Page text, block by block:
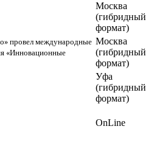
Москва
(гибридный
формат)
провел международные
«Инновационные
Москва
(гибридный
формат)
Уфа
(гибридный
формат)
OnLine